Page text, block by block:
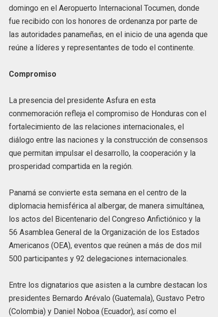
domingo en el Aeropuerto Internacional Tocumen, donde
fue recibido con los honores de ordenanza por parte de
las autoridades panameñas, en el inicio de una agenda que
reúne a líderes y representantes de todo el continente.
Compromiso
La presencia del presidente Asfura en esta
conmemoración refleja el compromiso de Honduras con el
fortalecimiento de las relaciones internacionales, el
diálogo entre las naciones y la construcción de consensos
que permitan impulsar el desarrollo, la cooperación y la
prosperidad compartida en la región.
Panamá se convierte esta semana en el centro de la
diplomacia hemisférica al albergar, de manera simultánea,
los actos del Bicentenario del Congreso Anfictiónico y la
56 Asamblea General de la Organización de los Estados
Americanos (OEA), eventos que reúnen a más de dos mil
500 participantes y 92 delegaciones internacionales.
Entre los dignatarios que asisten a la cumbre destacan los
presidentes Bernardo Arévalo (Guatemala), Gustavo Petro
(Colombia) y Daniel Noboa (Ecuador), así como el